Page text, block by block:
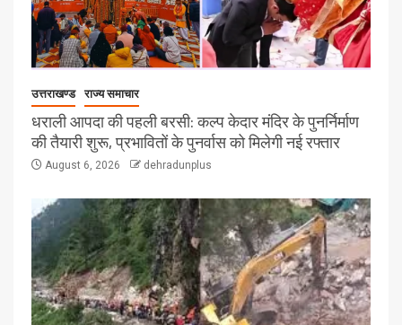
उत्तराखण्ड राज्य समाचार
धराली आपदा की पहली बरसी: कल्प केदार मंदिर के पुनर्निर्माण
की तैयारी शुरू, प्रभावितों के पुनर्वास को मिलेगी नई रफ्तार
August 6, 2026 dehradunplus